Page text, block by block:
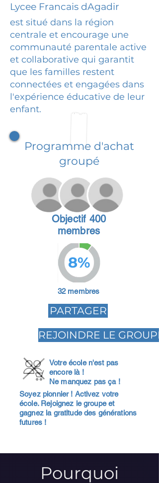
Lycee Francais dAgadir
est situé dans la région
centrale et encourage une
communauté parentale active
et collaborative qui garantit
que les familles restent
connectées et engagées dans
l'expérience éducative de leur
enfant.
Programme d'achat
groupé
Objectif 400
membres
8%
32 membres
PARTAGER
REJOINDRE LE GROUPE
Votre école n'est pas
encore là !
Ne manquez pas ça !
Soyez pionnier ! Activez votre
école. Rejoignez le groupe et
gagnez la gratitude des générations
futures !
Pourquoi